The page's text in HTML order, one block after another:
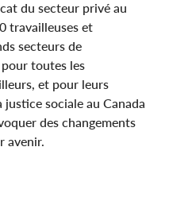
du secteur privé au
travailleuses et
secteurs de
pour toutes les
et pour leurs
sociale au Canada
des changements
avenir.